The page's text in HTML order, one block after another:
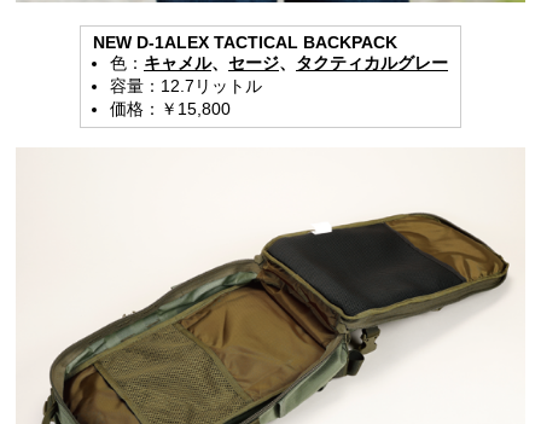
NEW D-1ALEX TACTICAL BACKPACK
色： キャメル、 セージ、 タクティカルグレー
容量：12.7リットル
価格：￥15,800